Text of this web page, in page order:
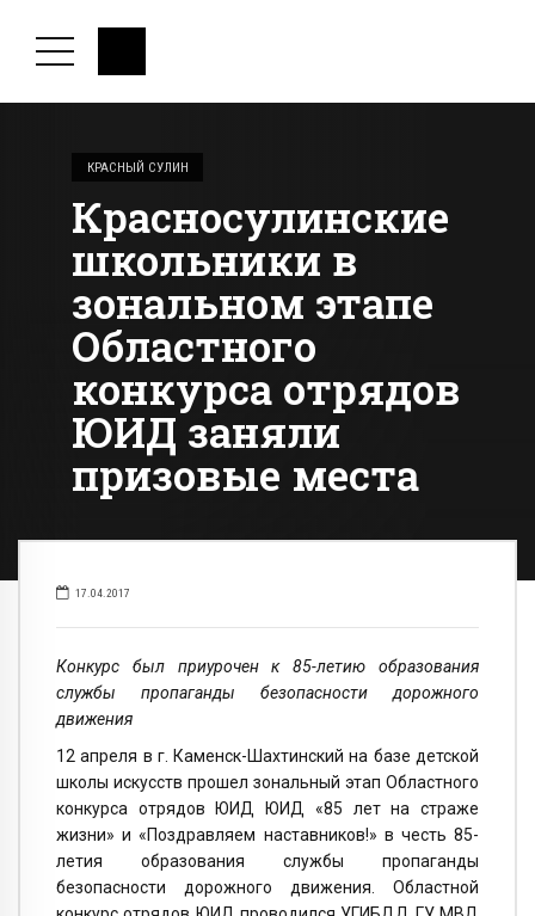
КРАСНЫЙ СУЛИН
Красносулинские
школьники в
зональном этапе
Областного
конкурса отрядов
ЮИД заняли
призовые места
17.04.2017
Конкурс был приурочен к 85-летию образования
службы пропаганды безопасности дорожного
движения
12 апреля в г. Каменск-Шахтинский на базе детской
школы искусств прошел зональный этап Областного
конкурса отрядов ЮИД ЮИД «85 лет на страже
жизни» и «Поздравляем наставников!» в честь 85-
летия образования службы пропаганды
безопасности дорожного движения. Областной